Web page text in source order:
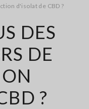
d'isolat de CBD ?
DES
DE
?